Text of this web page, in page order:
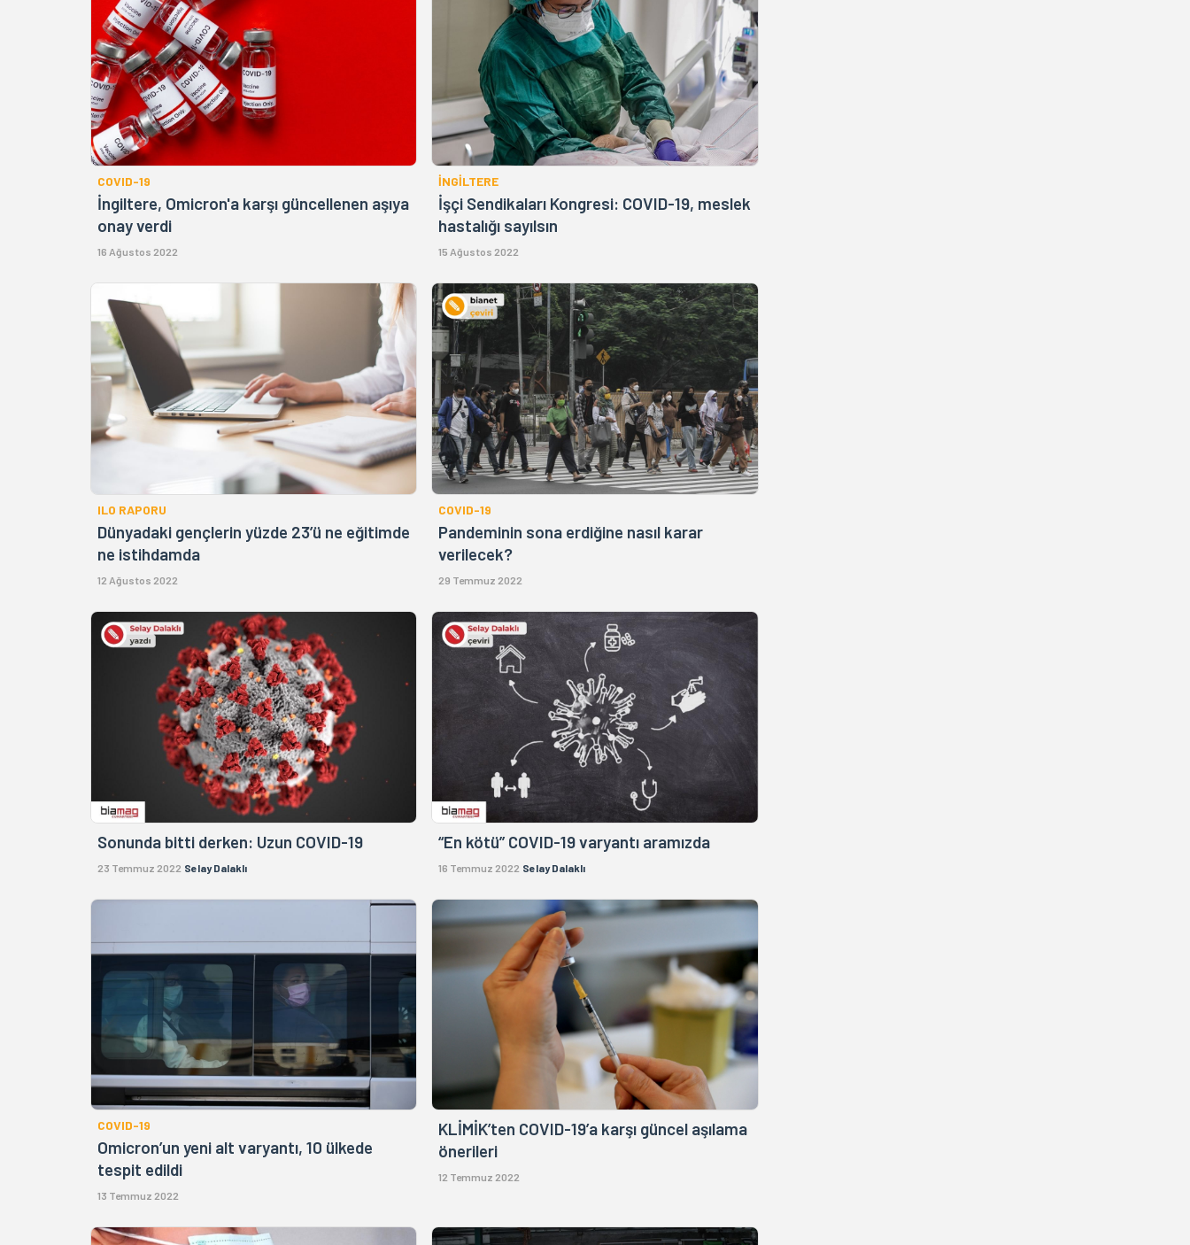
COVID-19
İngiltere, Omicron'a karşı güncellenen aşıya
onay verdi
16 Ağustos 2022
İNGİLTERE
İşçi Sendikaları Kongresi: COVID-19, meslek
hastalığı sayılsın
15 Ağustos 2022
ILO RAPORU
Dünyadaki gençlerin yüzde 23’ü ne eğitimde
ne istihdamda
12 Ağustos 2022
COVID-19
Pandeminin sona erdiğine nasıl karar
verilecek?
29 Temmuz 2022
Sonunda bitti derken: Uzun COVID-19
23 Temmuz 2022 Selay Dalaklı
“En kötü” COVID-19 varyantı aramızda
16 Temmuz 2022 Selay Dalaklı
COVID-19
Omicron’un yeni alt varyantı, 10 ülkede
tespit edildi
13 Temmuz 2022
KLİMİK’ten COVID-19’a karşı güncel aşılama
önerileri
12 Temmuz 2022